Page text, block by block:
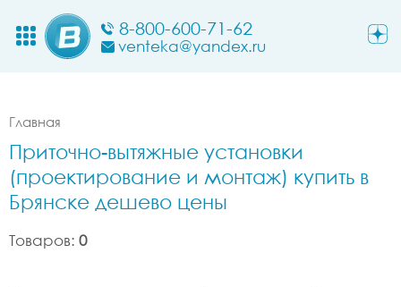
8-800-600-71-62
venteka@yandex.ru
Главная
Приточно-вытяжные установки
(проектирование и монтаж) купить в
Брянске дешево цены
Товаров: 0